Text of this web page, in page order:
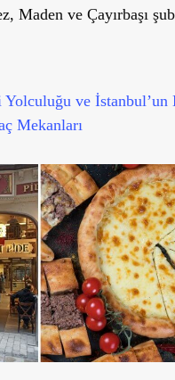
Maden ve Çayırbaşı
ve İstanbul’un
Mekanları